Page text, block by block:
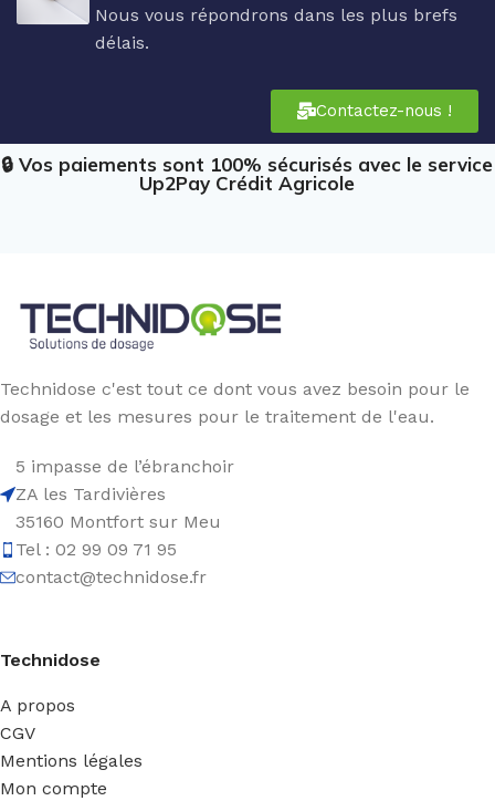
Nous vous répondrons dans les plus brefs
délais.
Contactez-nous !
🔒 Vos paiements sont 100% sécurisés avec le service
Up2Pay Crédit Agricole
Technidose c'est tout ce dont vous avez besoin pour le
dosage et les mesures pour le traitement de l'eau.
5 impasse de l’ébranchoir
ZA les Tardivières
35160 Montfort sur Meu
Tel : 02 99 09 71 95
contact@technidose.fr
Technidose
A propos
CGV
Mentions légales
Mon compte